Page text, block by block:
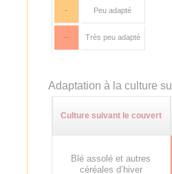
- Peu adapté
-- Très peu adapté
Adaptation à la culture
Culture suivant le couvert
Blé assolé et autres
céréales d’hiver